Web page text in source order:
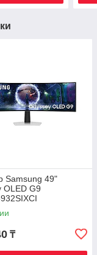
Samsung 49"
OLED G9
₸